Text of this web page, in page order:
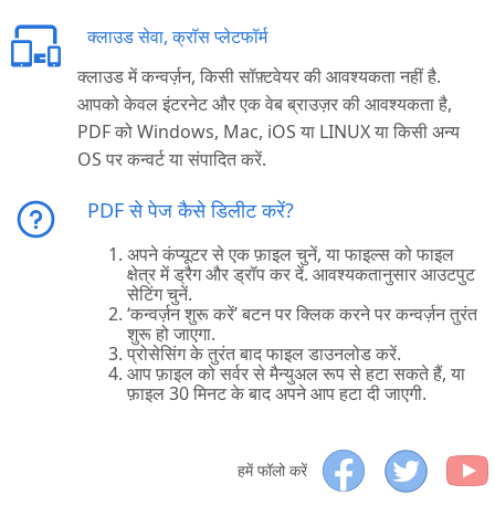
क्लाउड सेवा, क्रॉस प्लेटफॉर्म
क्लाउड में कन्वर्ज़न, किसी सॉफ़्टवेयर की आवश्यकता नहीं है.
आपको केवल इंटरनेट और एक वेब ब्राउज़र की आवश्यकता है,
PDF को Windows, Mac, iOS या LINUX या किसी अन्य
OS पर कन्वर्ट या संपादित करें.
PDF से पेज कैसे डिलीट करें?
अपने कंप्यूटर से एक फ़ाइल चुनें, या फाइल्स को फाइल
क्षेत्र में ड्रैग और ड्रॉप कर दें. आवश्यकतानुसार आउटपुट
सेटिंग चुनें.
‘कन्वर्ज़न शुरू करें’ बटन पर क्लिक करने पर कन्वर्ज़न तुरंत
शुरू हो जाएगा.
प्रोसेसिंग के तुरंत बाद फाइल डाउनलोड करें.
आप फ़ाइल को सर्वर से मैन्युअल रूप से हटा सकते हैं, या
फ़ाइल 30 मिनट के बाद अपने आप हटा दी जाएगी.
हमें फॉलो करें